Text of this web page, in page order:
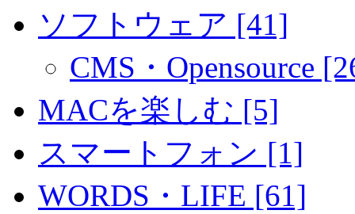
ソフトウェア [41]
CMS・Opensource
MACを楽しむ [5]
スマートフォン [1]
WORDS・LIFE [61]